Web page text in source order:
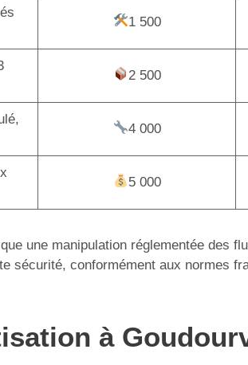
1 500
2 500
4 000
5 000
une manipulation réglementée des
sécurité, conformément aux normes
à